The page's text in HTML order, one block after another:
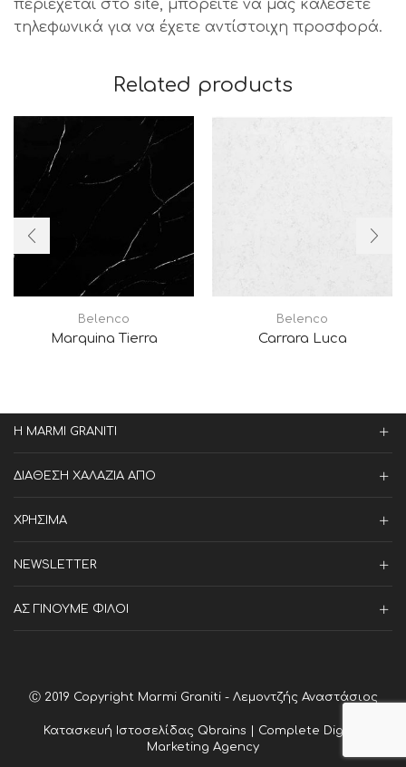
περιέχεται στο site, μπορείτε να μας καλέσετε
τηλεφωνικά για να έχετε αντίστοιχη προσφορά.
Related products
Belenco
Marquina Tierra
Belenco
Carrara Luca
Η MARMI GRANITI
ΔΙΑΘΕΣΗ ΧΑΛΑΖΙΑ ΑΠΟ
ΧΡΗΣΙΜΑ
NEWSLETTER
ΑΣ ΓΙΝΟΥΜΕ ΦΙΛΟΙ
Ⓒ 2019 Copyright Marmi Graniti - Λεμοντζής Αναστάσιος
Κατασκευή Ιστοσελίδας Qbrains | Complete Digital
Marketing Agency